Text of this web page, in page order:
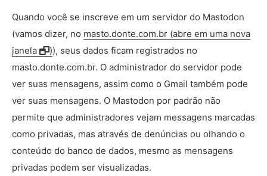
Quando você se inscreve em um servidor do Mastodon
(vamos dizer, no masto.donte.com.br (abre em uma nova
janela
)), seus dados ficam registrados no
masto.donte.com.br. O administrador do servidor pode
ver suas mensagens, assim como o Gmail também pode
ver suas mensagens. O Mastodon por padrão não
permite que administradores vejam messagens marcadas
como privadas, mas através de denúncias ou olhando o
conteúdo do banco de dados, mesmo as mensagens
privadas podem ser visualizadas.